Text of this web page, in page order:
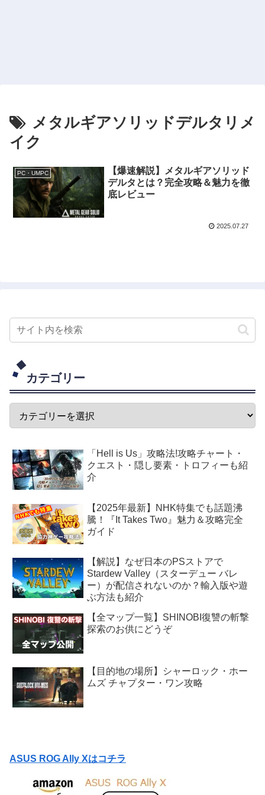
メタルギアソリッドデルタリメ
イク
PC・UMPC
【爆速解説】メタルギアソリッド
デルタとは？完全攻略＆魅力を徹
底レビュー
2025.07.27
カテゴリー
「Hell is Us」攻略法!攻略チャート・
クエスト・隠し要素・トロフィーも紹
介
【2025年最新】NHK特集でも話題沸
騰！『It Takes Two』魅力＆攻略完全
ガイド
【解説】なぜ日本のPSストアで
Stardew Valley（スターデュー バレ
ー）が配信されないのか？輸入版や遊
ぶ方法も紹介
【全マップ一覧】SHINOBI復讐の斬撃
探索のお供にどうぞ
【目的地の場所】シャーロック・ホー
ムズ チャプター・ワン攻略
ASUS ROG Ally Xはコチラ